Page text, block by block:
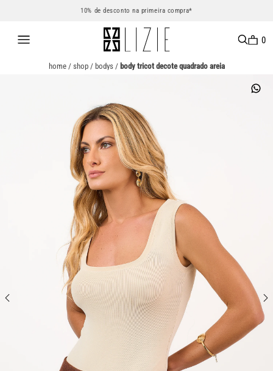
10% de desconto na primeira compra*
0
home/ shop/ bodys/ body tricot decote quadrado areia